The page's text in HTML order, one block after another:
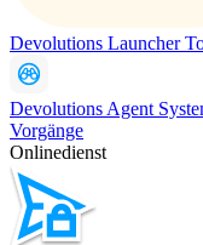
Devolutions Launcher
Devolutions Agent
Vorgänge
Onlinedienst